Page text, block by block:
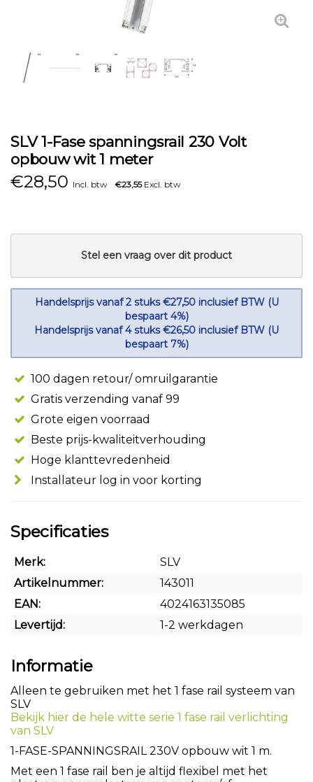
SLV 1-Fase spanningsrail 230 Volt
opbouw wit 1 meter
€28,50 Incl. btw €23,55Excl. btw
Stel een vraag over dit product
Handelsprijs vanaf 2 stuks €27,50 inclusief BTW (U
bespaart 4%)
Handelsprijs vanaf 4 stuks €26,50 inclusief BTW (U
bespaart 7%)
100 dagen retour/ omruilgarantie
Gratis verzending vanaf 99
Grote eigen voorraad
Beste prijs-kwaliteitverhouding
Hoge klanttevredenheid
Installateur log in voor korting
Specificaties
Merk:
SLV
Artikelnummer:
143011
EAN:
4024163135085
Levertijd:
1-2 werkdagen
Informatie
Alleen te gebruiken met het 1 fase rail systeem van
SLV
Bekijk hier de hele witte serie 1 fase rail verlichting
van SLV
1-FASE-SPANNINGSRAIL 230V opbouw wit 1 m.
Met een 1 fase rail ben je altijd flexibel met het